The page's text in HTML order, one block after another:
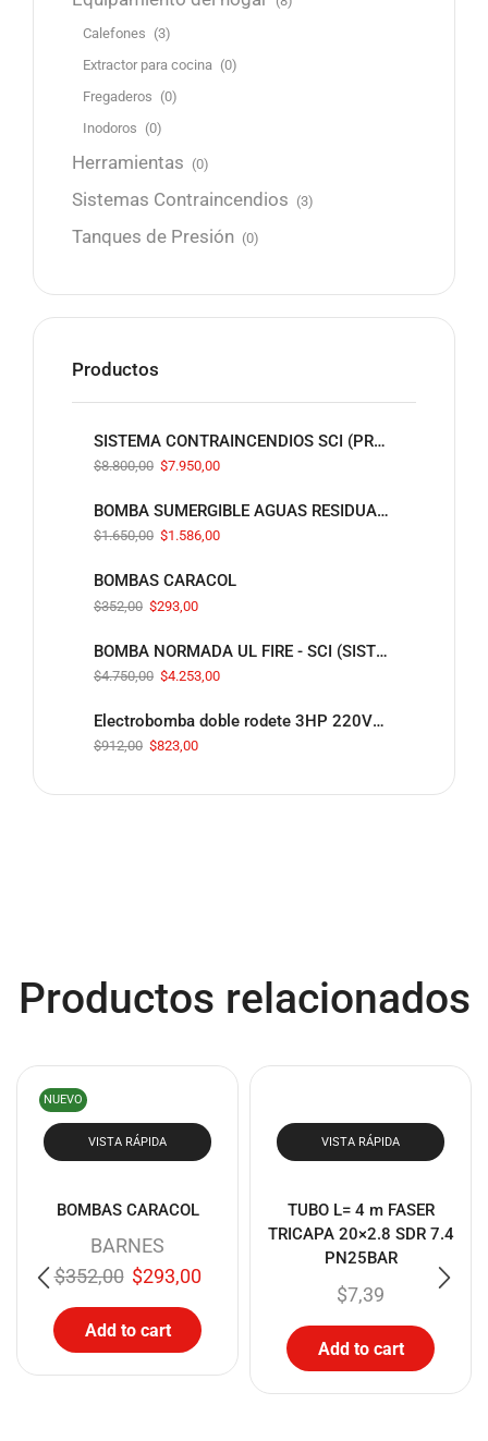
Calefones (3)
Extractor para cocina (0)
Fregaderos (0)
Inodoros (0)
Herramientas (0)
Sistemas Contraincendios (3)
Tanques de Presión (0)
Productos
SISTEMA CONTRAINCENDIOS SCI (PREARMADO)
$8.800,00 $7.950,00
BOMBA SUMERGIBLE AGUAS RESIDUALES DESDE 2HP
$1.650,00 $1.586,00
BOMBAS CARACOL
$352,00 $293,00
BOMBA NORMADA UL FIRE - SCI (SISTEMA CONTRAINCENDIOS)
$4.750,00 $4.253,00
Electrobomba doble rodete 3HP 220V/440V 1 1/4" X 1" ( 160l/m - 32 mca)
$912,00 $823,00
Comprar
Productos relacionados
NUEVO
VISTA RÁPIDA
BOMBAS CARACOL
BARNES
$352,00 $293,00
Add to cart
VISTA RÁPIDA
TUBO L= 4 m FASER
TRICAPA 20×2.8 SDR 7.4
PN25BAR
$7,39
Add to cart